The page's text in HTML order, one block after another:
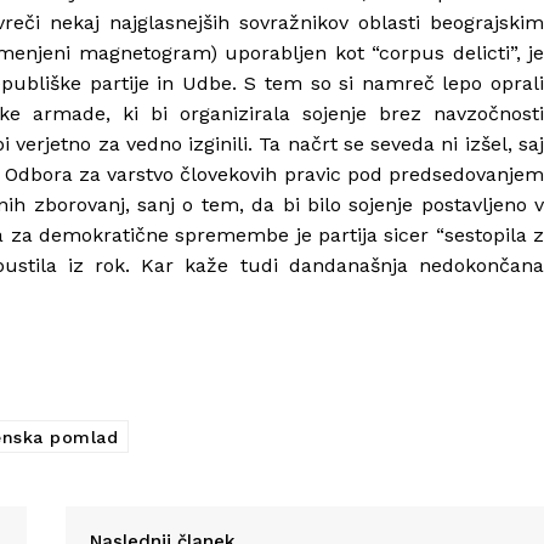
nekaj najglasnejših sovražnikov oblasti beograjskim
magnetogram) uporabljen kot “corpus delicti”, je
partije in Udbe. S tem so si namreč lepo oprali
armade, ki bi organizirala sojenje brez navzočnosti
za vedno izginili. Ta načrt se seveda ni izšel, saj
za varstvo človekovih pravic pod predsedovanjem
zborovanj, sanj o tem, da bi bilo sojenje postavljeno v
demokratične spremembe je partija sicer “sestopila z
iz rok. Kar kaže tudi dandanašnja nedokončana
pomlad